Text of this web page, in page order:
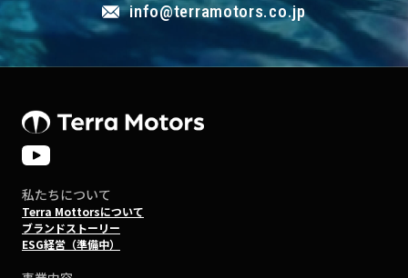
info@terramotors.co.jp
私たちについて
Terra Mottorsについて
ブランドストーリー
ESG経営（準備中）